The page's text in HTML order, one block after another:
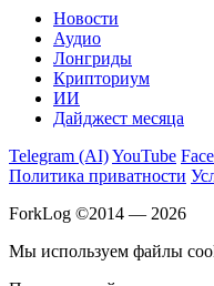
Новости
Аудио
Лонгриды
Крипториум
ИИ
Дайджест месяца
Telegram (AI)YouTube
Политика приватности
ForkLog ©2014 — 2026
Мы используем файлы